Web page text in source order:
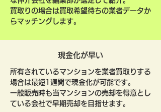
買取りの場合は買取希望待ちの業者データか
らマッチングします。
現金化が早い
所有されているマンションを業者買取りする
場合は最短1週間で現金化が可能です。
一般販売時も当マンションの売却を得意とし
ている会社で早期売却を目指せます。